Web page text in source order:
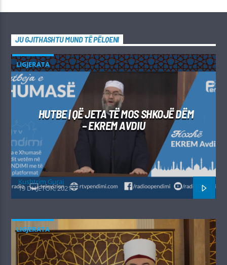
JU GJITHASHTU MUND TË PËLQENI
LIGJERATA
HUTBE | QË JETA TË MOS SHKOJË DËM
– EKREM AVDIU
Kushtrim Guraj
19 DHJETOR, 2021
LIGJERATA